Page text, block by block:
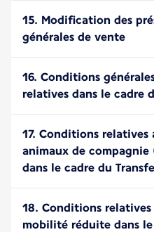
15. Modification des
générales de vente
16. Conditions
relatives dans le cadre
17. Conditions relatives
animaux de
dans le cadre du
18. Conditions relatives
mobilité réduite dans